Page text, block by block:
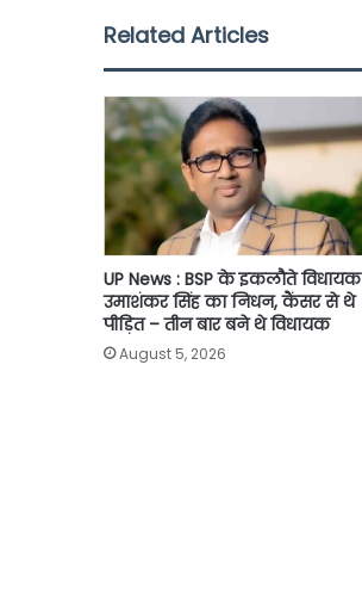
k
p
k
Related Articles
UP News : BSP के इकलौते विधायक
उमाशंकर सिंह का निधन, कैंसर से थे
पीड़ित – तीन बार बने थे विधायक
August 5, 2026